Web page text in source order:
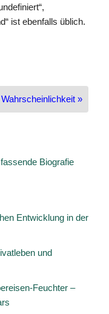
ist ebenfalls üblich.
Wahrscheinlichkeit »
Biografie
Entwicklung in der
und
Feuchter –